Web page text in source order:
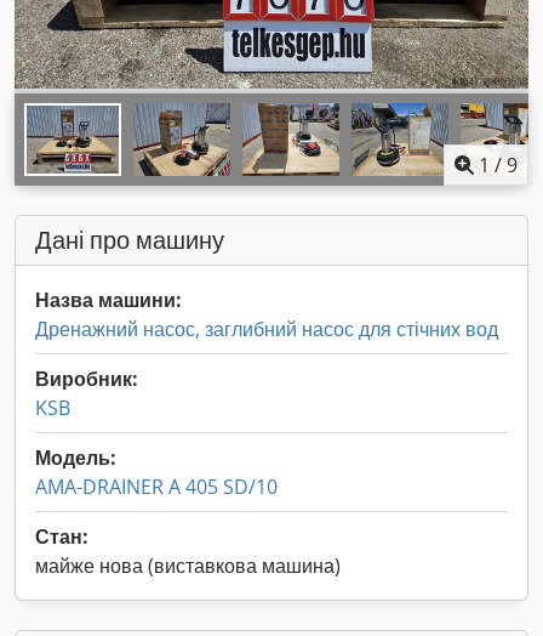
1 /9
Дані про машину
Назва машини:
Дренажний насос, заглибний насос для стічних вод
Виробник:
KSB
Модель:
AMA-DRAINER A 405 SD/10
Стан:
майже нова (виставкова машина)